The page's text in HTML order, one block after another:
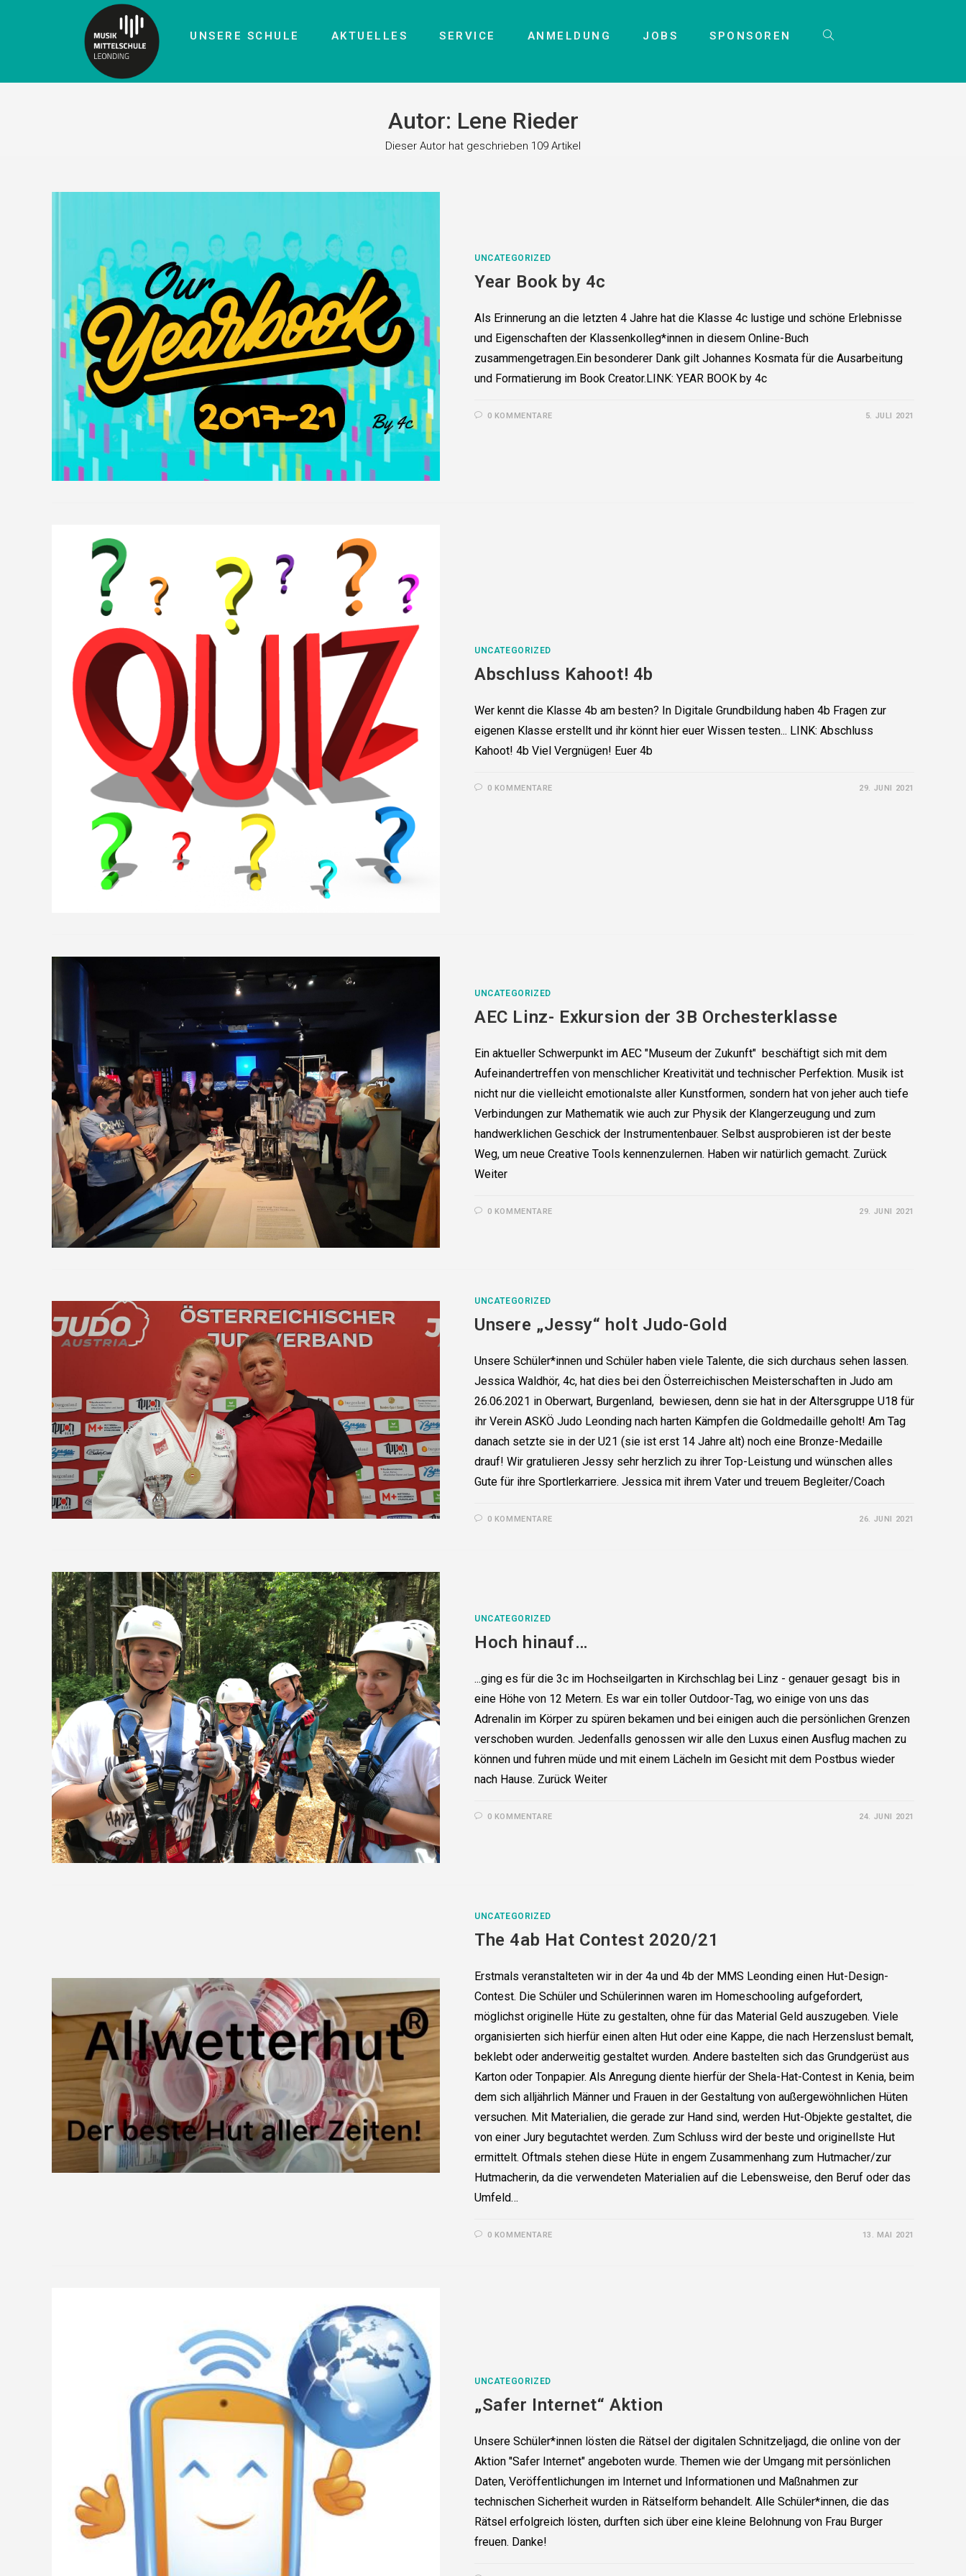
UNSERE SCHULE AKTUELLES SERVICE ANMELDUNG JOBS SPONSOREN
Autor: Lene Rieder
Dieser Autor hat geschrieben 109 Artikel
UNCATEGORIZED
Year Book by 4c
Als Erinnerung an die letzten 4 Jahre hat die Klasse 4c lustige und schöne Erlebnisse
und Eigenschaften der Klassenkolleg*innen in diesem Online-Buch
zusammengetragen.Ein besonderer Dank gilt Johannes Kosmata für die Ausarbeitung
und Formatierung im Book Creator.LINK: YEAR BOOK by 4c
0 KOMMENTARE 5. JULI 2021
UNCATEGORIZED
Abschluss Kahoot! 4b
Wer kennt die Klasse 4b am besten? In Digitale Grundbildung haben 4b Fragen zur
eigenen Klasse erstellt und ihr könnt hier euer Wissen testen... LINK: Abschluss
Kahoot! 4b Viel Vergnügen! Euer 4b
0 KOMMENTARE 29. JUNI 2021
UNCATEGORIZED
AEC Linz- Exkursion der 3B Orchesterklasse
Ein aktueller Schwerpunkt im AEC "Museum der Zukunft" beschäftigt sich mit dem
Aufeinandertreffen von menschlicher Kreativität und technischer Perfektion. Musik ist
nicht nur die vielleicht emotionalste aller Kunstformen, sondern hat von jeher auch tiefe
Verbindungen zur Mathematik wie auch zur Physik der Klangerzeugung und zum
handwerklichen Geschick der Instrumentenbauer. Selbst ausprobieren ist der beste
Weg, um neue Creative Tools kennenzulernen. Haben wir natürlich gemacht. Zurück
Weiter
0 KOMMENTARE 29. JUNI 2021
UNCATEGORIZED
Unsere „Jessy“ holt Judo-Gold
Unsere Schüler*innen und Schüler haben viele Talente, die sich durchaus sehen lassen.
Jessica Waldhör, 4c, hat dies bei den Österreichischen Meisterschaften in Judo am
26.06.2021 in Oberwart, Burgenland, bewiesen, denn sie hat in der Altersgruppe U18 für
ihr Verein ASKÖ Judo Leonding nach harten Kämpfen die Goldmedaille geholt! Am Tag
danach setzte sie in der U21 (sie ist erst 14 Jahre alt) noch eine Bronze-Medaille
drauf! Wir gratulieren Jessy sehr herzlich zu ihrer Top-Leistung und wünschen alles
Gute für ihre Sportlerkarriere. Jessica mit ihrem Vater und treuem Begleiter/Coach
0 KOMMENTARE 26. JUNI 2021
UNCATEGORIZED
Hoch hinauf…
...ging es für die 3c im Hochseilgarten in Kirchschlag bei Linz - genauer gesagt bis in
eine Höhe von 12 Metern. Es war ein toller Outdoor-Tag, wo einige von uns das
Adrenalin im Körper zu spüren bekamen und bei einigen auch die persönlichen Grenzen
verschoben wurden. Jedenfalls genossen wir alle den Luxus einen Ausflug machen zu
können und fuhren müde und mit einem Lächeln im Gesicht mit dem Postbus wieder
nach Hause. Zurück Weiter
0 KOMMENTARE 24. JUNI 2021
UNCATEGORIZED
The 4ab Hat Contest 2020/21
Erstmals veranstalteten wir in der 4a und 4b der MMS Leonding einen Hut-Design-
Contest. Die Schüler und Schülerinnen waren im Homeschooling aufgefordert,
möglichst originelle Hüte zu gestalten, ohne für das Material Geld auszugeben. Viele
organisierten sich hierfür einen alten Hut oder eine Kappe, die nach Herzenslust bemalt,
beklebt oder anderweitig gestaltet wurden. Andere bastelten sich das Grundgerüst aus
Karton oder Tonpapier. Als Anregung diente hierfür der Shela-Hat-Contest in Kenia, beim
dem sich alljährlich Männer und Frauen in der Gestaltung von außergewöhnlichen Hüten
versuchen. Mit Materialien, die gerade zur Hand sind, werden Hut-Objekte gestaltet, die
von einer Jury begutachtet werden. Zum Schluss wird der beste und originellste Hut
ermittelt. Oftmals stehen diese Hüte in engem Zusammenhang zum Hutmacher/zur
Hutmacherin, da die verwendeten Materialien auf die Lebensweise, den Beruf oder das
Umfeld…
0 KOMMENTARE 13. MAI 2021
UNCATEGORIZED
„Safer Internet“ Aktion
Unsere Schüler*innen lösten die Rätsel der digitalen Schnitzeljagd, die online von der
Aktion "Safer Internet" angeboten wurde. Themen wie der Umgang mit persönlichen
Daten, Veröffentlichungen im Internet und Informationen und Maßnahmen zur
technischen Sicherheit wurden in Rätselform behandelt. Alle Schüler*innen, die das
Rätsel erfolgreich lösten, durften sich über eine kleine Belohnung von Frau Burger
freuen. Danke!